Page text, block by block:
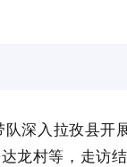
深入拉孜县开
龙村等，走访